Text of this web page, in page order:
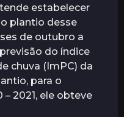
estabelecer
plantio desse
de outubro a
do índice
chuva (ImPC) da
para o
2021, ele obteve